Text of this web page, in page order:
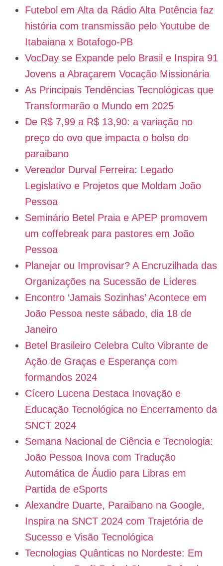
Futebol em Alta da Rádio Alta Potência faz
história com transmissão pelo Youtube de
Itabaiana x Botafogo-PB
VocDay se Expande pelo Brasil e Inspira 91
Jovens a Abraçarem Vocação Missionária
As Principais Tendências Tecnológicas que
Transformarão o Mundo em 2025
De R$ 7,99 a R$ 13,90: a variação no
preço do ovo que impacta o bolso do
paraibano
Vereador Durval Ferreira: Legado
Legislativo e Projetos que Moldam João
Pessoa
Seminário Betel Praia e APEP promovem
um coffebreak para pastores em João
Pessoa
Planejar ou Improvisar? A Encruzilhada das
Organizações na Sucessão de Líderes
Encontro ‘Jamais Sozinhas’ Acontece em
João Pessoa neste sábado, dia 18 de
Janeiro
Betel Brasileiro Celebra Culto Vibrante de
Ação de Graças e Esperança com
formandos 2024
Cícero Lucena Destaca Inovação e
Educação Tecnológica no Encerramento da
SNCT 2024
Semana Nacional de Ciência e Tecnologia:
João Pessoa Inova com Tradução
Automática de Áudio para Libras em
Partida de eSports
Alexandre Duarte, Paraibano na Google,
Inspira na SNCT 2024 com Trajetória de
Sucesso e Visão Tecnológica
Tecnologias Quânticas no Nordeste: Em